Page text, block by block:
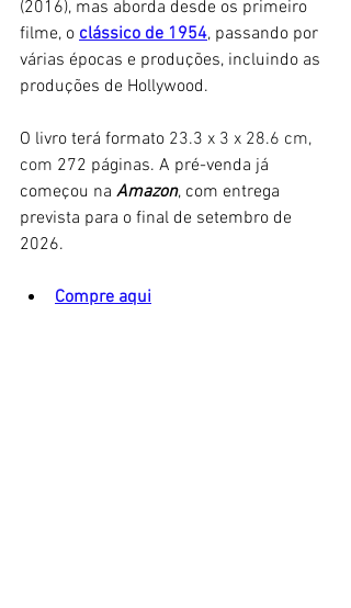
(2016), mas aborda desde os primeiro
filme, o clássico de 1954, passando por
várias épocas e produções, incluindo as
produções de Hollywood.
O livro terá formato 23.3 x 3 x 28.6 cm,
com 272 páginas. A pré-venda já
começou na Amazon, com entrega
prevista para o final de setembro de
2026.
Compre aqui